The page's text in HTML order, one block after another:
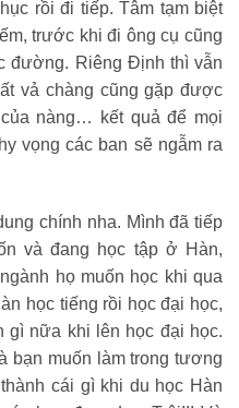
rồi đi tiếp. Tâm tạm biệt
trước khi đi ông cụ cũng
đường. Riêng Định thì vẫn
vả chàng cũng gặp được
nàng… kết quả để mọi
vọng các ban sẽ ngẫm ra
chính nha. Mình đã tiếp
và đang học tập ở Hàn,
họ muốn học khi qua
học tiếng rồi học đại học,
gì nữa khi lên học đại học.
bạn muốn làm trong tương
cái gì khi du học Hàn